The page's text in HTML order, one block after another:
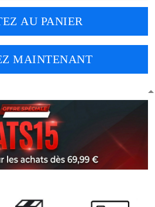
AU PANIER
MAINTENANT